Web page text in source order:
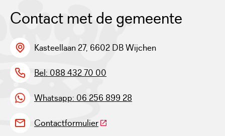
Contact met de gemeente
Kasteellaan 27, 6602 DB Wijchen
Bel: 088 432 70 00
Whatsapp: 06 256 899 28
Contactformulier(Deze link gaat naar een externe